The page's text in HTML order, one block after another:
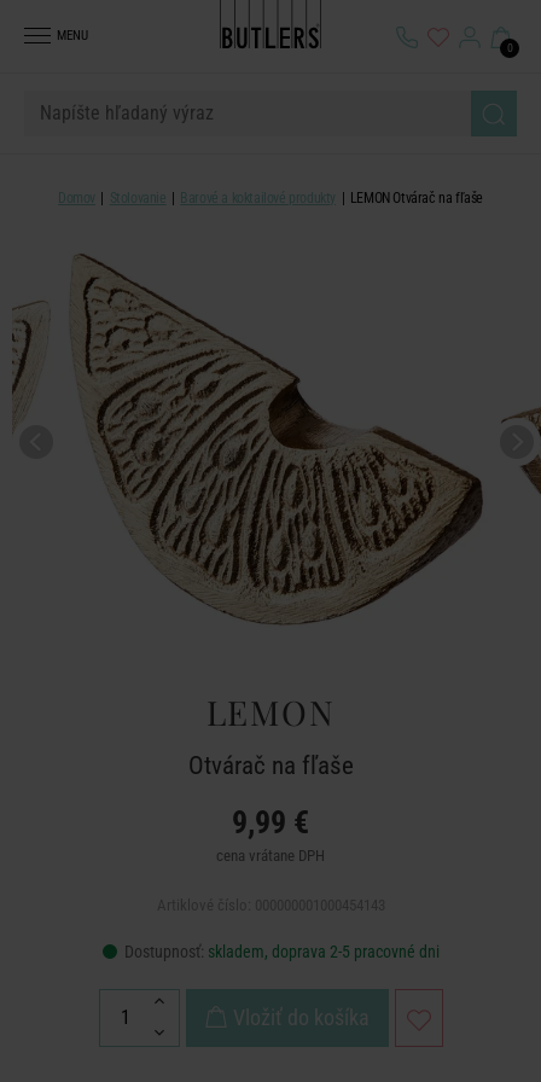
MENU
0
Domov Stolovanie Barové a koktailové produkty LEMON Otvárač na fľaše
LEMON
Otvárač na fľaše
9,99 €
cena vrátane DPH
Dostupnosť: skladem, doprava 2-5 pracovné dni
Vložiť do košíka